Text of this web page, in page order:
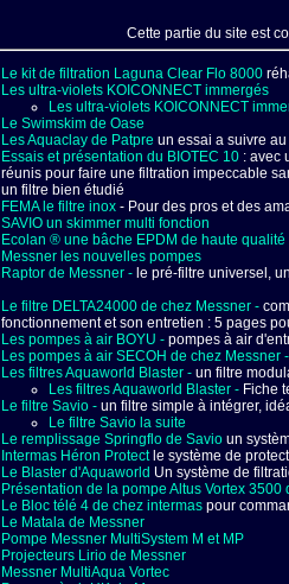
Cette partie du site est
Le kit de filtration Laguna Clear Flo 8000
Les ultra-violets KOICONNECT immergés
Les ultra-violets KOICONNECT
Le Swimskim de Oase
Les Aquaclay de Patpre un essai a suivre
Essais et présentation du BIOTEC 10: avec
réunis pour faire une filtration impeccable
un filtre bien étudié
FEMA le filtre inox- Pour des pros et des
SAVIO un skimmer multi fonction
Ecolan ® une bâche EPDM de haute qualité
Messner les nouvelles pompes
Raptor de Messner - le pré-filtre universel,
Le filtre DELTA24000 de chez Messner -
fonctionnement et son entretien : 5 pages
Les pompes à air BOYU - pompes à air
Les pompes à air SECOH de chez Messner -
Les filtres Aquaworld Blaster - un filtre
Les filtres Aquaworld Blaster - Fiche
Le filtre Savio - un filtre simple à intégrer,
Le filtre Savio la suite
Le remplissage Springflo de Savio un
Intermas Héron Protectle système de
Le Blaster d'Aquaworld Un système de
Présentation de la pompe Altus Vortex 3500
Le Bloc télé 4 de chez intermaspour
Le Matala de Messner
Pompe Messner MultiSystem M et MP
Projecteurs Lirio de Messner
Messner MultiAqua Vortec